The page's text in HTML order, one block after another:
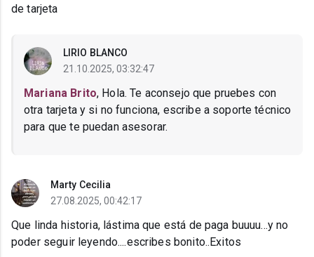
de tarjeta
LIRIO BLANCO
21.10.2025, 03:32:47
Mariana Brito, Hola. Te aconsejo que pruebes con
otra tarjeta y si no funciona, escribe a soporte técnico
para que te puedan asesorar.
Marty Cecilia
27.08.2025, 00:42:17
Que linda historia, lástima que está de paga buuuu...y no
poder seguir leyendo....escribes bonito..Exitos